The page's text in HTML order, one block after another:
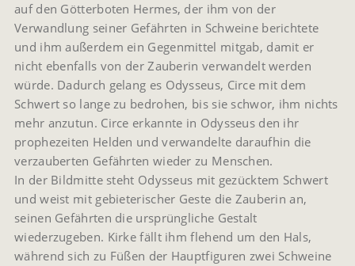
auf den Götterboten Hermes, der ihm von der
Verwandlung seiner Gefährten in Schweine berichtete
und ihm außerdem ein Gegenmittel mitgab, damit er
nicht ebenfalls von der Zauberin verwandelt werden
würde. Dadurch gelang es Odysseus, Circe mit dem
Schwert so lange zu bedrohen, bis sie schwor, ihm nichts
mehr anzutun. Circe erkannte in Odysseus den ihr
prophezeiten Helden und verwandelte daraufhin die
verzauberten Gefährten wieder zu Menschen.
In der Bildmitte steht Odysseus mit gezücktem Schwert
und weist mit gebieterischer Geste die Zauberin an,
seinen Gefährten die ursprüngliche Gestalt
wiederzugeben. Kirke fällt ihm flehend um den Hals,
während sich zu Füßen der Hauptfiguren zwei Schweine